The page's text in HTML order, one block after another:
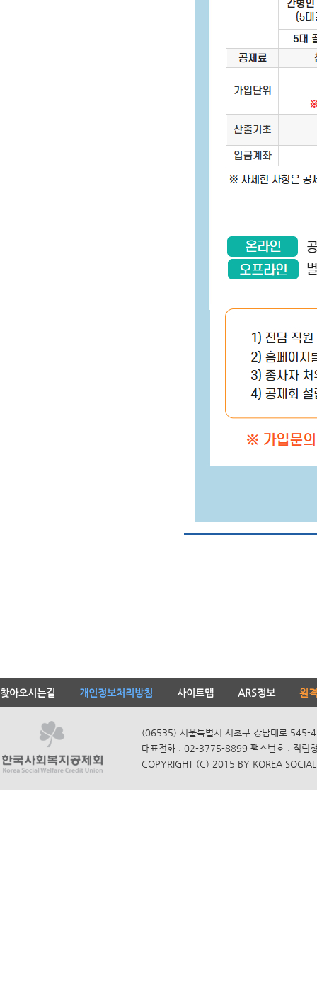
찾아오시는길 개인정보처리방침 사이트맵 ARS정보 원
(06535) 서울특별시 서초구 강남대로 545-
대표전화 : 02-3775-8899 팩스번호 : 적립
COPYRIGHT (C) 2015 BY KOREA SOCIAL